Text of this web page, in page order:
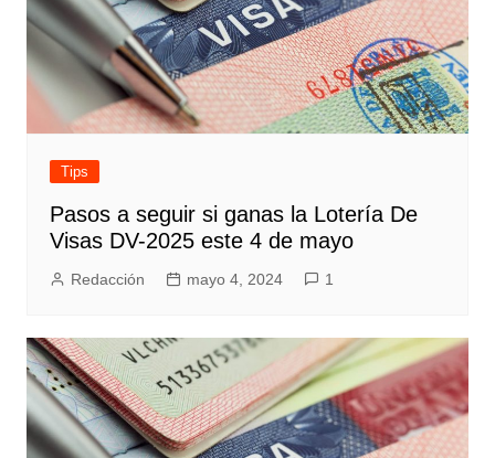
Tips
Pasos a seguir si ganas la Lotería De
Visas DV-2025 este 4 de mayo
Redacción mayo 4, 2024 1